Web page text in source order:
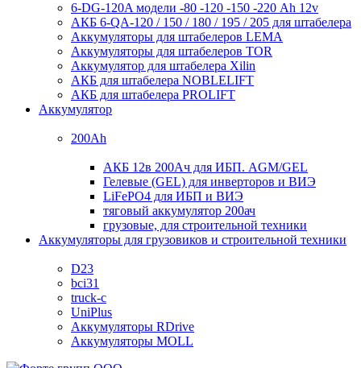
6-DG-120A модели -80 -120 -150 -220 Ah 12v
АКБ 6-QA-120 / 150 / 180 / 195 / 205 для штабелера
Аккумуляторы для штабелеров LEMA
Аккумуляторы для штабелеров TOR
Аккумулятор для штабелера Xilin
АКБ для штабелера NOBLELIFT
АКБ для штабелера PROLIFT
Аккумулятор
200Ah
АКБ 12в 200Ач для ИБП. AGM/GEL
Гелевые (GEL) для инверторов и ВИЭ
LiFePO4 для ИБП и ВИЭ
тяговый аккумулятор 200ач
грузовые, для строительной техники
Аккумуляторы для грузовиков и строительной техники
D23
bci31
truck-c
UniPlus
Аккумуляторы RDrive
Аккумуляторы MOLL